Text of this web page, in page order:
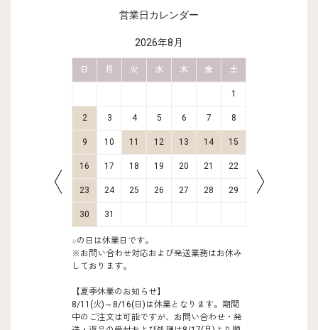
営業日カレンダー
2026年8月
日 月 火 水 木 金 土
1
2 3 4 5 6 7 8
9 10 11 12 13 14 15
16 17 18 19 20 21 22
23 24 25 26 27 28 29
30 31
■の日は休業日です。
※お問い合わせ対応および発送業務はお休み
しております。
【夏季休業のお知らせ】
8/11(火)～8/16(日)は休業となります。期間
中のご注文は可能ですが、お問い合わせ・発